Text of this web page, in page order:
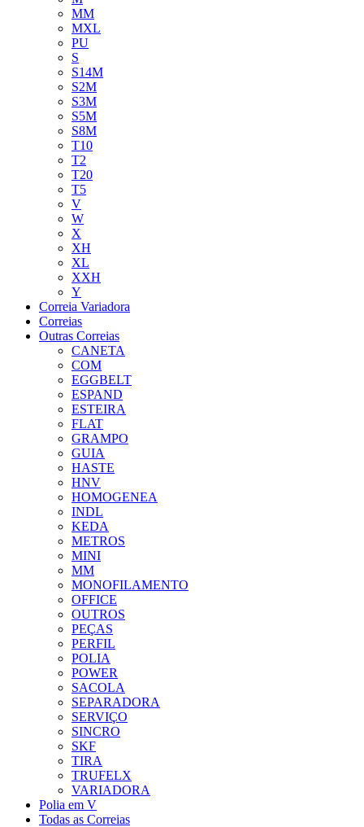
MM
MXL
PU
S
S14M
S2M
S3M
S5M
S8M
T10
T2
T20
T5
V
W
X
XH
XL
XXH
Y
Correia Variadora
Correias
Outras Correias
CANETA
COM
EGGBELT
ESPAND
ESTEIRA
FLAT
GRAMPO
GUIA
HASTE
HNV
HOMOGENEA
INDL
KEDA
METROS
MINI
MM
MONOFILAMENTO
OFFICE
OUTROS
PEÇAS
PERFIL
POLIA
POWER
SACOLA
SEPARADORA
SERVIÇO
SINCRO
SKF
TIRA
TRUFELX
VARIADORA
Polia em V
Todas as Correias